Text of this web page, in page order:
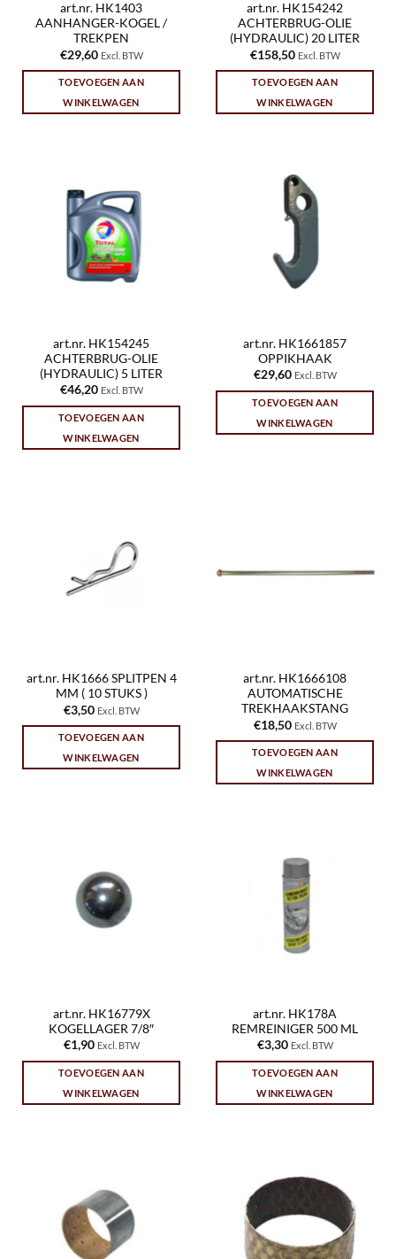
art.nr. HK1403
AANHANGER-KOGEL /
TREKPEN
€29,60 Excl. BTW
TOEVOEGEN AAN
WINKELWAGEN
art.nr. HK154242
ACHTERBRUG-OLIE
(HYDRAULIC) 20 LITER
€158,50 Excl. BTW
TOEVOEGEN AAN
WINKELWAGEN
art.nr. HK154245
ACHTERBRUG-OLIE
(HYDRAULIC) 5 LITER
€46,20 Excl. BTW
TOEVOEGEN AAN
WINKELWAGEN
art.nr. HK1661857
OPPIKHAAK
€29,60 Excl. BTW
TOEVOEGEN AAN
WINKELWAGEN
art.nr. HK1666 SPLITPEN 4
MM ( 10 STUKS )
€3,50 Excl. BTW
TOEVOEGEN AAN
WINKELWAGEN
art.nr. HK1666108
AUTOMATISCHE
TREKHAAKSTANG
€18,50 Excl. BTW
TOEVOEGEN AAN
WINKELWAGEN
art.nr. HK16779X
KOGELLAGER 7/8″
€1,90 Excl. BTW
TOEVOEGEN AAN
WINKELWAGEN
art.nr. HK178A
REMREINIGER 500 ML
€3,30 Excl. BTW
TOEVOEGEN AAN
WINKELWAGEN